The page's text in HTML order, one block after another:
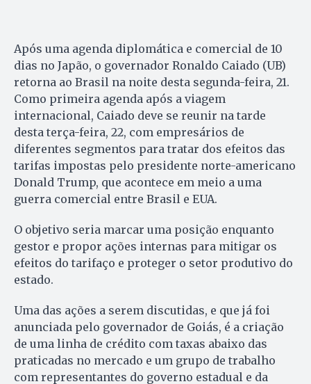
Após uma agenda diplomática e comercial de 10
dias no Japão, o governador Ronaldo Caiado (UB)
retorna ao Brasil na noite desta segunda-feira, 21.
Como primeira agenda após a viagem
internacional, Caiado deve se reunir na tarde
desta terça-feira, 22, com empresários de
diferentes segmentos para tratar dos efeitos das
tarifas impostas pelo presidente norte-americano
Donald Trump, que acontece em meio a uma
guerra comercial entre Brasil e EUA.
O objetivo seria marcar uma posição enquanto
gestor e propor ações internas para mitigar os
efeitos do tarifaço e proteger o setor produtivo do
estado.
Uma das ações a serem discutidas, e que já foi
anunciada pelo governador de Goiás, é a criação
de uma linha de crédito com taxas abaixo das
praticadas no mercado e um grupo de trabalho
com representantes do governo estadual e da